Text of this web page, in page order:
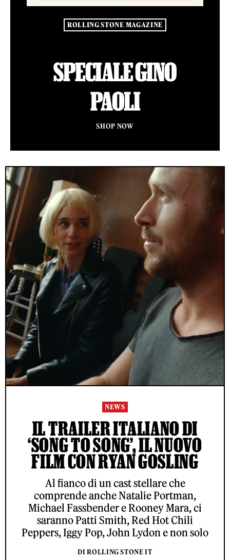
ROLLING STONE MAGAZINE
SPECIALE GINO
PAOLI
SHOP NOW
NEWS
IL TRAILER ITALIANO DI
‘SONG TO SONG’, IL NUOVO
FILM CON RYAN GOSLING
Al fianco di un cast stellare che
comprende anche Natalie Portman,
Michael Fassbender e Rooney Mara, ci
saranno Patti Smith, Red Hot Chili
Peppers, Iggy Pop, John Lydon e non solo
DI ROLLING STONE IT